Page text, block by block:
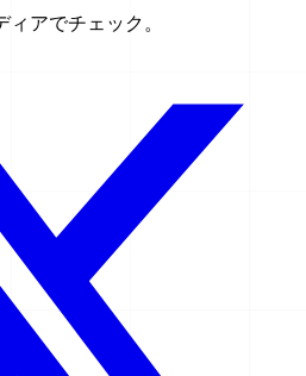
アでチェック。